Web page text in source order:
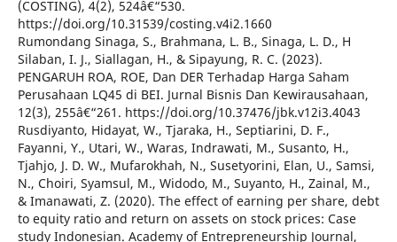
(COSTING), 4(2), 524â€“530.
https://doi.org/10.31539/costing.v4i2.1660
Rumondang Sinaga, S., Brahmana, L. B., Sinaga, L. D., H
Silaban, I. J., Siallagan, H., & Sipayung, R. C. (2023).
PENGARUH ROA, ROE, Dan DER Terhadap Harga Saham
Perusahaan LQ45 di BEI. Jurnal Bisnis Dan Kewirausahaan,
12(3), 255â€“261. https://doi.org/10.37476/jbk.v12i3.4043
Rusdiyanto, Hidayat, W., Tjaraka, H., Septiarini, D. F.,
Fayanni, Y., Utari, W., Waras, Indrawati, M., Susanto, H.,
Tjahjo, J. D. W., Mufarokhah, N., Susetyorini, Elan, U., Samsi,
N., Choiri, Syamsul, M., Widodo, M., Suyanto, H., Zainal, M.,
& Imanawati, Z. (2020). The effect of earning per share, debt
to equity ratio and return on assets on stock prices: Case
study Indonesian. Academy of Entrepreneurship Journal,